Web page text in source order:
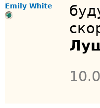
Emily White